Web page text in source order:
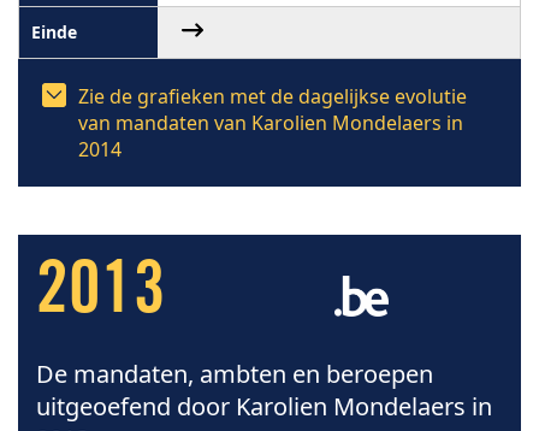
Zie de grafieken met de dagelijkse evolutie
van mandaten van Karolien Mondelaers in
2014
2013
De mandaten, ambten en beroepen
uitgeoefend door Karolien Mondelaers in